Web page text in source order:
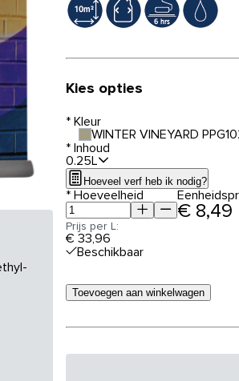
Kies opties
* Kleur
WINTER VINEYARD
* Inhoud
0.25L
Hoeveel verf heb ik nodig?
* Hoeveelheid
€ 8,49
Prijs per L:
€ 33,96
Beschikbaar
Toevoegen aan winkelwagen